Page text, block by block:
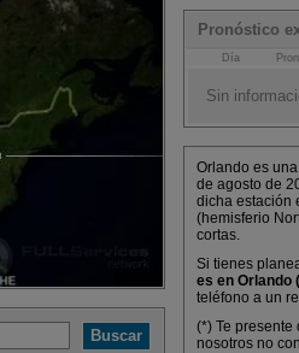
Pronóstico
Día
Sin
Orlando es
de agosto de
dicha estación
(hemisferio
cortas.
Si tienes
es en Orlando
teléfono a un
(*) Te
nosotros no